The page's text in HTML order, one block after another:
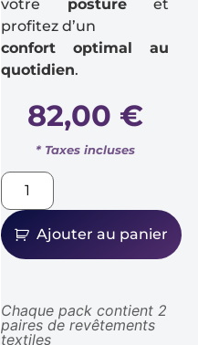
votre postureet
profitez d’un
confort optimal au
quotidien.
82,00 €
Ajouter au panier